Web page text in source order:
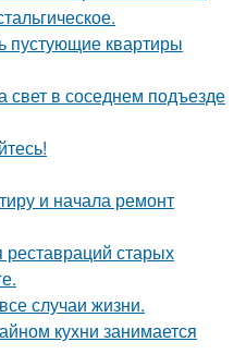
пустующие квартиры
в соседнем подъезде
и начала ремонт
реставраций старых
случаи жизни.
кухни занимается